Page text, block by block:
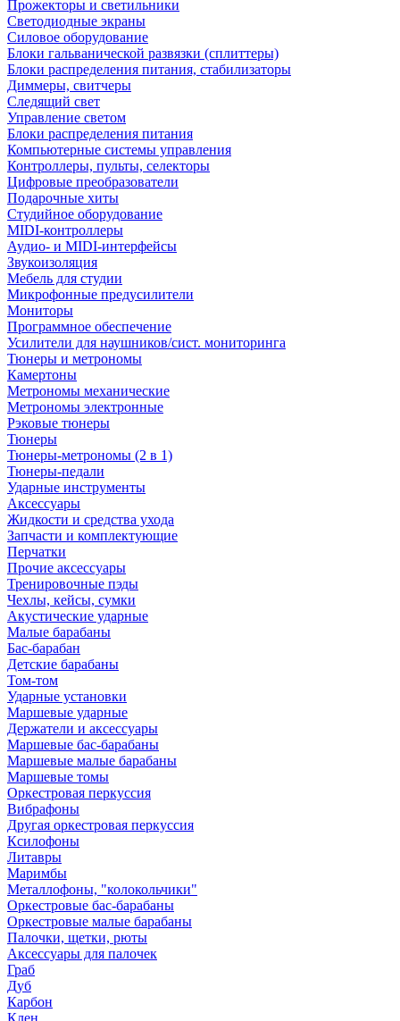
Прожекторы и светильники
Светодиодные экраны
Силовое оборудование
Блоки гальванической развязки (сплиттеры)
Блоки распределения питания, стабилизаторы
Диммеры, свитчеры
Следящий свет
Управление светом
Блоки распределения питания
Компьютерные системы управления
Контроллеры, пульты, селекторы
Цифровые преобразователи
Подарочные хиты
Студийное оборудование
MIDI-контроллеры
Аудио- и MIDI-интерфейсы
Звукоизоляция
Мебель для студии
Микрофонные предусилители
Мониторы
Программное обеспечение
Усилители для наушников/сист. мониторинга
Тюнеры и метрономы
Камертоны
Метрономы механические
Метрономы электронные
Рэковые тюнеры
Тюнеры
Тюнеры-метрономы (2 в 1)
Тюнеры-педали
Ударные инструменты
Аксессуары
Жидкости и средства ухода
Запчасти и комплектующие
Перчатки
Прочие аксессуары
Тренировочные пэды
Чехлы, кейсы, сумки
Акустические ударные
Mалые барабаны
Бас-барабан
Детские барабаны
Том-том
Ударные установки
Маршевые ударные
Держатели и аксессуары
Маршевые бас-барабаны
Маршевые малые барабаны
Маршевые томы
Оркестровая перкуссия
Вибрафоны
Другая оркестровая перкуссия
Ксилофоны
Литавры
Маримбы
Металлофоны, "колокольчики"
Оркестровые бас-барабаны
Оркестровые малые барабаны
Палочки, щетки, рюты
Аксессуары для палочек
Граб
Дуб
Карбон
Клен